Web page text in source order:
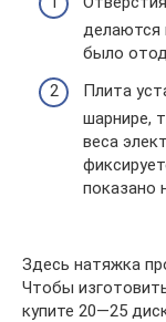
делаются
было
Плита
шарнире,
веса
показано
Здесь натяжка
Чтобы
купите 20—25